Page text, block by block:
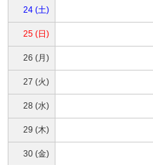
24 (土)
25 (日)
26 (月)
27 (火)
28 (水)
29 (木)
30 (金)